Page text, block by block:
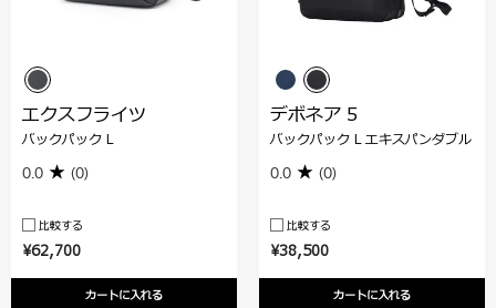
¥62,700
カートに入れる
エクスフライツ
バックパック L
0.0 (0)
比較する
¥38,500
カートに入れる
デボネア 5
バックパック L エキスパンダブル
0.0 (0)
比較する